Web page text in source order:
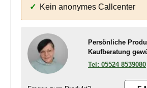
Kein anonymes Callcenter
Persönliche
Kaufberatung
05524 8539080